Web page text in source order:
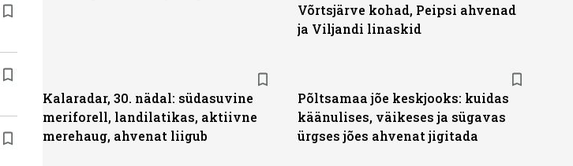
Võrtsjärve kohad, Peipsi ahvenad
ja Viljandi linaskid
Kalaradar, 30. nädal: südasuvine
meriforell, landilatikas, aktiivne
merehaug, ahvenat liigub
Põltsamaa jõe keskjooks: kuidas
käänulises, väikeses ja sügavas
ürgses jões ahvenat jigitada